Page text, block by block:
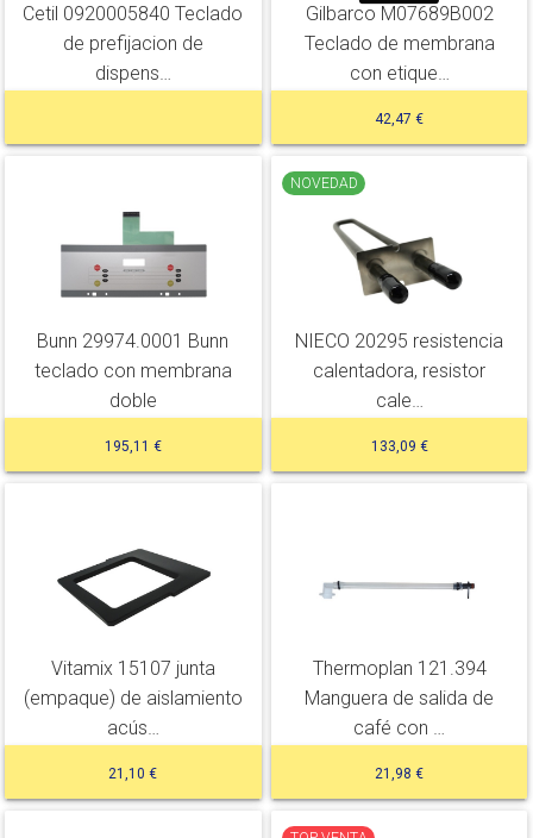
Cetil 0920005840 Teclado
de prefijacion de
dispens…
Gilbarco M07689B002
Teclado de membrana
con etique…
42,47 €
Bunn 29974.0001 Bunn
teclado con membrana
doble
195,11 €
NOVEDAD
NIECO 20295 resistencia
calentadora, resistor
cale…
133,09 €
Vitamix 15107 junta
(empaque) de aislamiento
acús…
21,10 €
Thermoplan 121.394
Manguera de salida de
café con …
21,98 €